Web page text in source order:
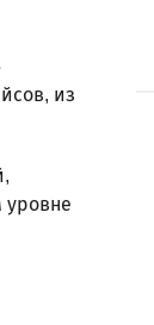
из
уровне